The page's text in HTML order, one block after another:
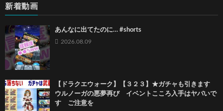
新着動画
あんなに出てたのに… #shorts
2026.08.09
【ドラクエウォーク】【３２３】★ガチャも引きます
ウルノーガの悪夢再び イベントこころ入手はヤバいで
す ご注意を